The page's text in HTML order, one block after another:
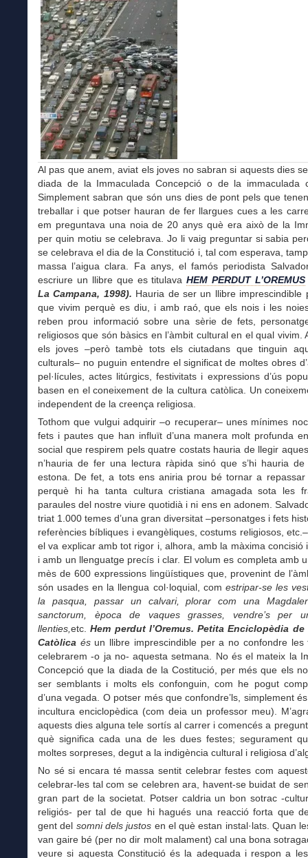
Al pas que anem, aviat els joves no sabran si aquests dies
diada de la Immaculada Concepció o de la immaculada
Simplement sabran que són uns dies de pont pels que
treballar i que potser hauran de fer llargues cues a les
em preguntava una noia de 20 anys què era això de la
per quin motiu se celebrava. Jo li vaig preguntar si sabia
se celebrava el dia de la Constitució i, tal com esperava,
massa l’aigua clara. Fa anys, el famós periodista
escriure un llibre que es titulavaHEM PERDUT L’OREMUS
La Campana, 1998). Hauria de ser un llibre imprescindible
que vivim perquè es diu, i amb raó, que els nois i les
reben prou informació sobre una sèrie de fets,
religiosos que són bàsics en l’àmbit cultural en el qual vivim.
els joves –però tambè tots els ciutadans que tinguin
culturals– no puguin entendre el significat de moltes obres
pel·lícules, actes litúrgics, festivitats i expressions d’ús
basen en el coneixement de la cultura catòlica. Un
independent de la creença religiosa.
Tothom que vulgui adquirir –o recuperar– unes mínimes
fets i pautes que han influït d’una manera molt profunda
social que respirem pels quatre costats hauria de llegir
n’hauria de fer una lectura ràpida sinó que s’hi hauria
estona. De fet, a tots ens aniria prou bé tornar a
perquè hi ha tanta cultura cristiana amagada sota les
paraules del nostre viure quotidià i ni ens en adonem.
triat 1.000 temes d’una gran diversitat –personatges i fets
referències bíbliques i evangèliques, costums religiosos,
el va explicar amb tot rigor i, alhora, amb la màxima concisió
i amb un llenguatge precís i clar. El volum es completa amb
mès de 600 expressions lingüístiques que, provenint de
són usades en la llengua col·loquial, com estripar-se les
la pasqua, passar un calvari, plorar com una
sanctorum, època de vaques grasses, vendre’s per
llenties, etc.Hem perdut l’Oremus. Petita Enciclopèdia
Catòlica és un llibre imprescindible per a no confondre les
celebrarem -o ja no- aquesta setmana. No és el mateix la
Concepció que la diada de la Costitució, per més que els
ser semblants i molts els confonguin, com he pogut
d’una vegada. O potser més que confondre’ls, simplement
incultura enciclopèdica (com deia un professor meu).
aquests dies alguna tele sortís al carrer i comencés a
què significa cada una de les dues festes; segurament
moltes sorpreses, degut a la indigència cultural i religiosa
No sé si encara té massa sentit celebrar festes com
celebrar-les tal com se celebren ara, havent-se buidat de
gran part de la societat. Potser caldria un bon sotrac -
religiós- per tal de que hi hagués una reacció forta que
gent del somni dels justos en el què estan instal·lats. Quan
van gaire bé (per no dir molt malament) cal una bona
veure si aquesta Constitució és la adequada i respon a